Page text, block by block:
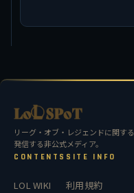
リーグ・オブ・レジェンドに関す
発信する非公式メディア。
CONTENTS
LOL WIKI
SITE INFO
利用規約